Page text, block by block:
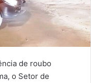
de roubo
o Setor de